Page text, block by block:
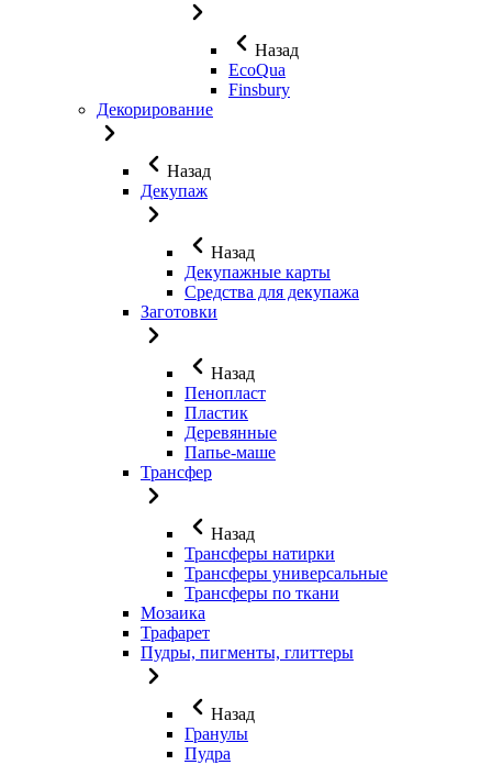
Назад
EcoQua
Finsbury
Декорирование
Назад
Декупаж
Назад
Декупажные карты
Средства для декупажа
Заготовки
Назад
Пенопласт
Пластик
Деревянные
Папье-маше
Трансфер
Назад
Трансферы натирки
Трансферы универсальные
Трансферы по ткани
Мозаика
Трафарет
Пудры, пигменты, глиттеры
Назад
Гранулы
Пудра